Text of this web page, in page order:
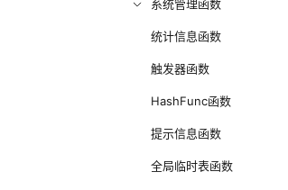
系统管理函数
统计信息函数
触发器函数
HashFunc函数
提示信息函数
全局临时表函数